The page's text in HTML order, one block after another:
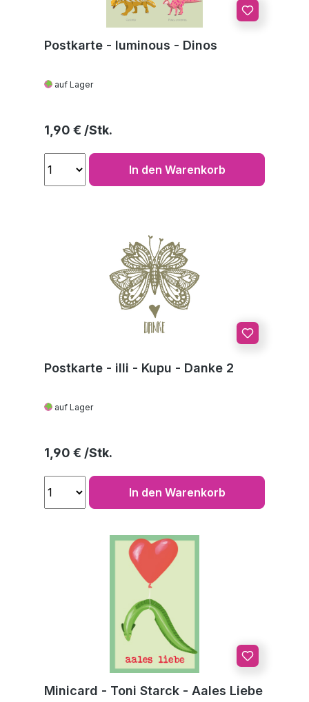
Postkarte - luminous - Dinos
auf Lager
Regulärer Preis:
1,90 €
In den Warenkorb
Postkarte - illi - Kupu - Danke 2
auf Lager
Regulärer Preis:
1,90 €
In den Warenkorb
Minicard - Toni Starck - Aales Liebe